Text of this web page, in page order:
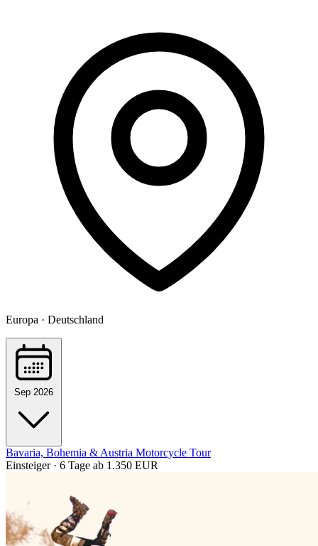
Europa · Deutschland
Sep 2026
Bavaria, Bohemia & Austria Motorcycle Tour
Einsteiger · 6 Tage ab 1.350 EUR